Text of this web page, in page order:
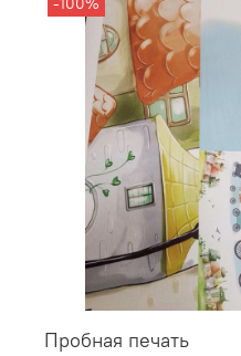
Пробная печать